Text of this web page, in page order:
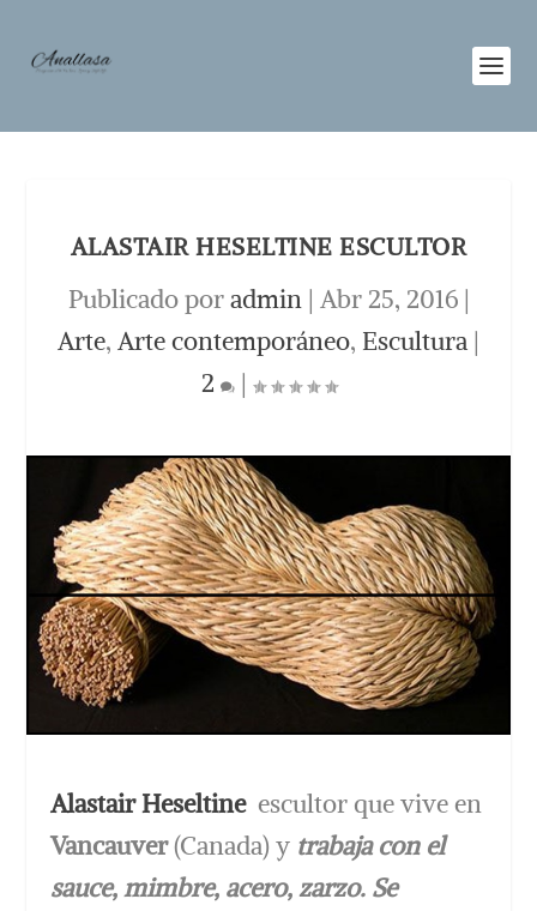
ALASTAIR HESELTINE ESCULTOR
Publicado poradmin| Abr 25, 2016|
Arte, Arte contemporáneo, Escultura |
2
|
Alastair Heseltineescultor que vive en
Vancauver(Canada) y trabaja con el
sauce, mimbre, acero, zarzo. Se